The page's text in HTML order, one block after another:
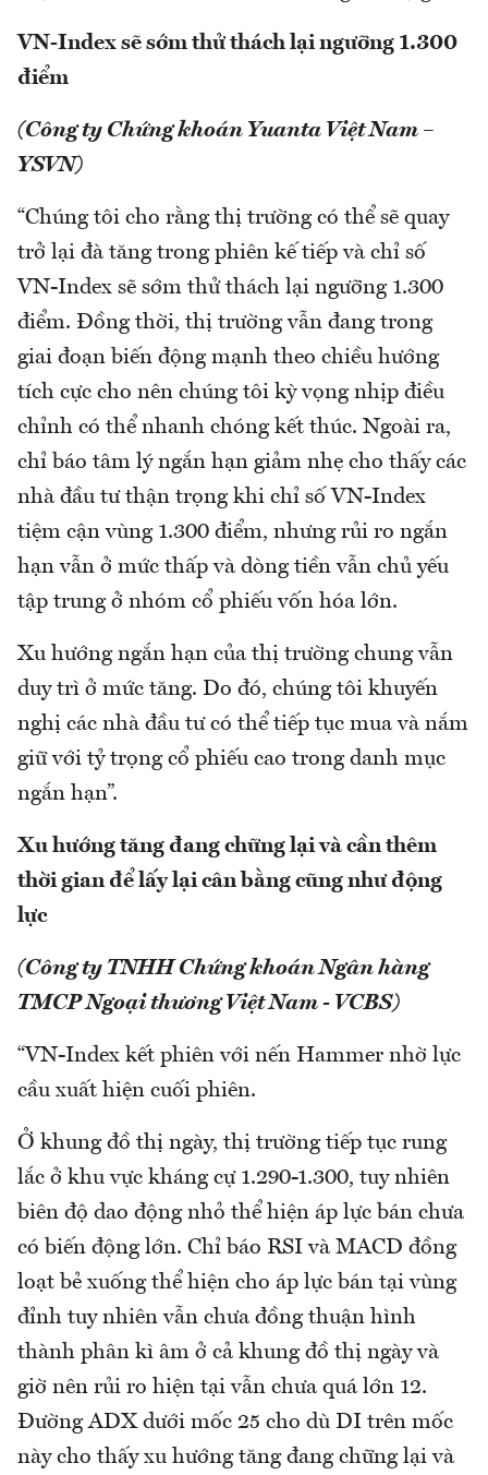
VN-Index sẽ sớm thử thách lại ngưỡng 1.300
điểm
(Công ty Chứng khoán Yuanta Việt Nam –
YSVN)
“Chúng tôi cho rằng thị trường có thể sẽ quay
trở lại đà tăng trong phiên kế tiếp và chỉ số
VN-Index sẽ sớm thử thách lại ngưỡng 1.300
điểm. Đồng thời, thị trường vẫn đang trong
giai đoạn biến động mạnh theo chiều hướng
tích cực cho nên chúng tôi kỳ vọng nhịp điều
chỉnh có thể nhanh chóng kết thúc. Ngoài ra,
chỉ báo tâm lý ngắn hạn giảm nhẹ cho thấy các
nhà đầu tư thận trọng khi chỉ số VN-Index
tiệm cận vùng 1.300 điểm, nhưng rủi ro ngắn
hạn vẫn ở mức thấp và dòng tiền vẫn chủ yếu
tập trung ở nhóm cổ phiếu vốn hóa lớn.
Xu hướng ngắn hạn của thị trường chung vẫn
duy trì ở mức tăng. Do đó, chúng tôi khuyến
nghị các nhà đầu tư có thể tiếp tục mua và nắm
giữ với tỷ trọng cổ phiếu cao trong danh mục
ngắn hạn”.
Xu hướng tăng đang chững lại và cần thêm
thời gian để lấy lại cân bằng cũng như động
lực
(Công ty TNHH Chứng khoán Ngân hàng
TMCP Ngoại thương Việt Nam - VCBS)
“VN-Index kết phiên với nến Hammer nhờ lực
cầu xuất hiện cuối phiên.
Ở khung đồ thị ngày, thị trường tiếp tục rung
lắc ở khu vực kháng cự 1.290-1.300, tuy nhiên
biên độ dao động nhỏ thể hiện áp lực bán chưa
có biến động lớn. Chỉ báo RSI và MACD đồng
loạt bẻ xuống thể hiện cho áp lực bán tại vùng
đỉnh tuy nhiên vẫn chưa đồng thuận hình
thành phân kì âm ở cả khung đồ thị ngày và
giờ nên rủi ro hiện tại vẫn chưa quá lớn 12.
Đường ADX dưới mốc 25 cho dù DI trên mốc
này cho thấy xu hướng tăng đang chững lại và